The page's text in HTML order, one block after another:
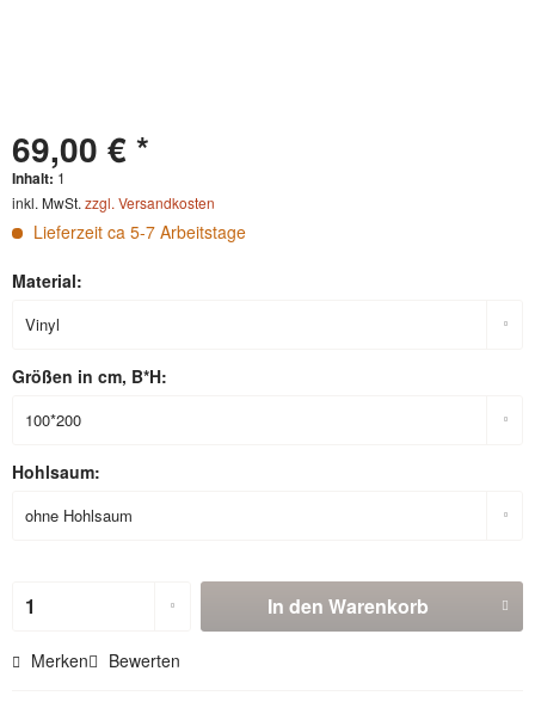
69,00 € *
Inhalt: 1
inkl. MwSt. zzgl. Versandkosten
Lieferzeit ca 5-7 Arbeitstage
Material:
Größen in cm, B*H:
Hohlsaum:
In den Warenkorb
Merken Bewerten